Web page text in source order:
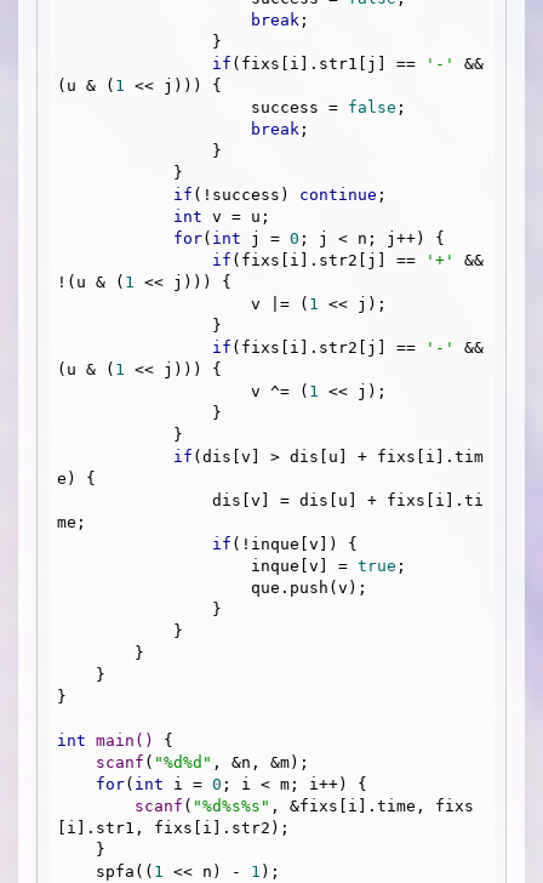
break ;
if (fixs[i].str1[j] == '-'
&&
(u & ( 1 << j))) {
                    success =
false ;
break ;
if (!success) continue ;
int v = u;
for( int j = 0 ; j < n; j++) {
if (fixs[i].str2[j] == '+'
&&
!(u & ( 1 << j))) {
                    v |= (
1 << j);
if (fixs[i].str2[j] == '-'
&&
(u & ( 1 << j))) {
                    v ^= (
1 << j);
if (dis[v] > dis[u] + fixs[i].tim
e) {
me;
if (!inque[v]) {
                    inque[v] =
true ;
}
int main ()
{
scanf ( "%d%d" , &n, &m);
for( int i = 0 ; i < m; i++) {
scanf ( "%d%s%s" , &fixs[i].time, fixs
[i].str1, fixs[i].str2);
    spfa((
1 << n) - 1 );